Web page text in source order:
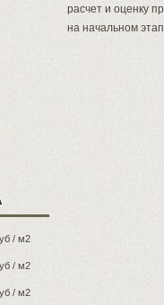
/ м2
/ м2
/ м2
расчет и оценку
на начальном